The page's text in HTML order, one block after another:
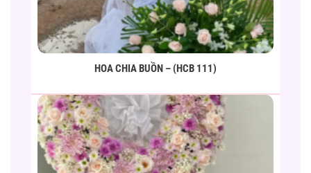
HOA CHIA BUỒN – (HCB 111)